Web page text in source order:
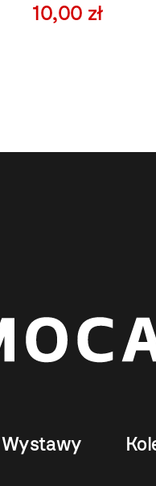
10,00 zł
Wystawy